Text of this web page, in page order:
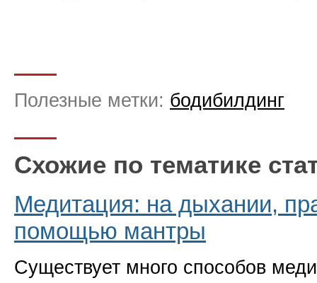
Полезные метки: бодибилдинг
Схожие по тематике
Медитация: на дыхании,
помощью мантры
Существует много способов